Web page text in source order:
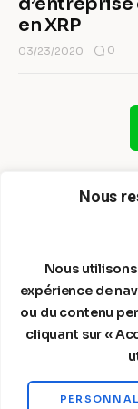
Nous
Nous
expérience de
ou du contenu
cliquant sur «
en XRP
03/23/2020 0